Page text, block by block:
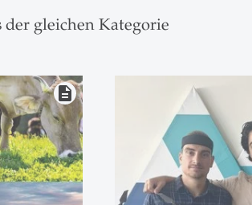
der gleichen Kategorie
description